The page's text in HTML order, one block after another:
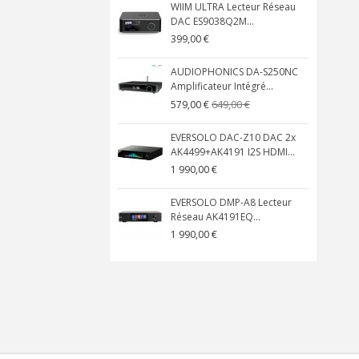
WIIM ULTRA Lecteur Réseau
DAC ES9038Q2M...
399,00 €
AUDIOPHONICS DA-S250NC
Amplificateur Intégré...
579,00 €649,00 €
EVERSOLO DAC-Z10 DAC 2x
AK4499+AK4191 I2S HDMI...
1 990,00 €
EVERSOLO DMP-A8 Lecteur
Réseau AK4191EQ...
1 990,00 €